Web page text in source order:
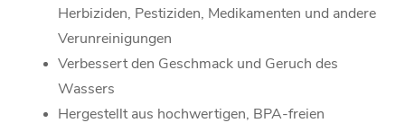
Herbiziden, Pestiziden, Medikamenten und andere
Verunreinigungen
Verbessert den Geschmack und Geruch des
Wassers
Hergestellt aus hochwertigen, BPA-freien